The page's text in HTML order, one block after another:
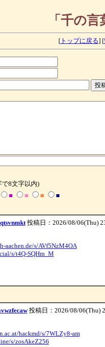
「千の
[トップに戻る] [
で8文字以内)
■ ■ ■ ■
投稿日：2026/08/06(Thu)
aachen.de/s/AVf5NzM4OA
s/t4Q-SQHm_M
投稿日：2026/08/06(Thu)
hackmd/s/7WLZy8-am
s/zosAkeZ256